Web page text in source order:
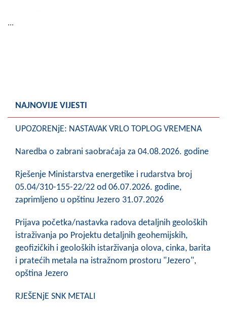
...
NAJNOVIJE VIJESTI
UPOZORENjE: NASTAVAK VRLO TOPLOG VREMENA
Naredba o zabrani saobraćaja za 04.08.2026. godine
Rješenje Ministarstva energetike i rudarstva broj
05.04/310-155-22/22 od 06.07.2026. godine,
zaprimljeno u opštinu Jezero 31.07.2026
Prijava početka/nastavka radova detaljnih geoloških
istraživanja po Projektu detaljnih geohemijskih,
geofizičkih i geoloških istarživanja olova, cinka, barita
i pratećih metala na istražnom prostoru "Jezero",
opština Jezero
RJEŠENjE SNK METALI